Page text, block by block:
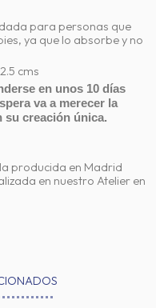
para personas que
ya que lo absorbe y no
cms
en unos 10 días
va a merecer la
su creación única.
producida en Madrid
en nuestro Atelier en